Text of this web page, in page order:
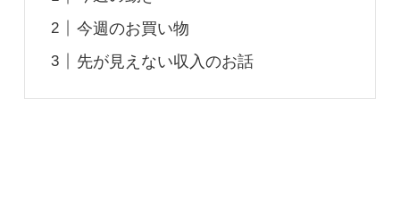
今週のお買い物
先が見えない収入のお話